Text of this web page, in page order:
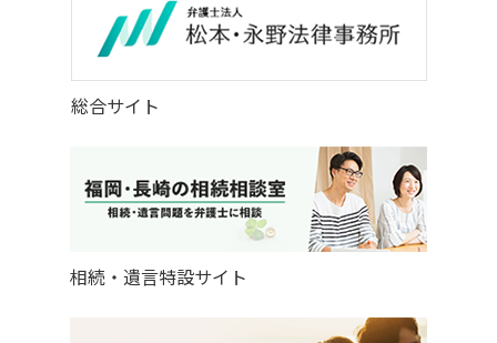
総合サイト
相続・遺言特設サイト